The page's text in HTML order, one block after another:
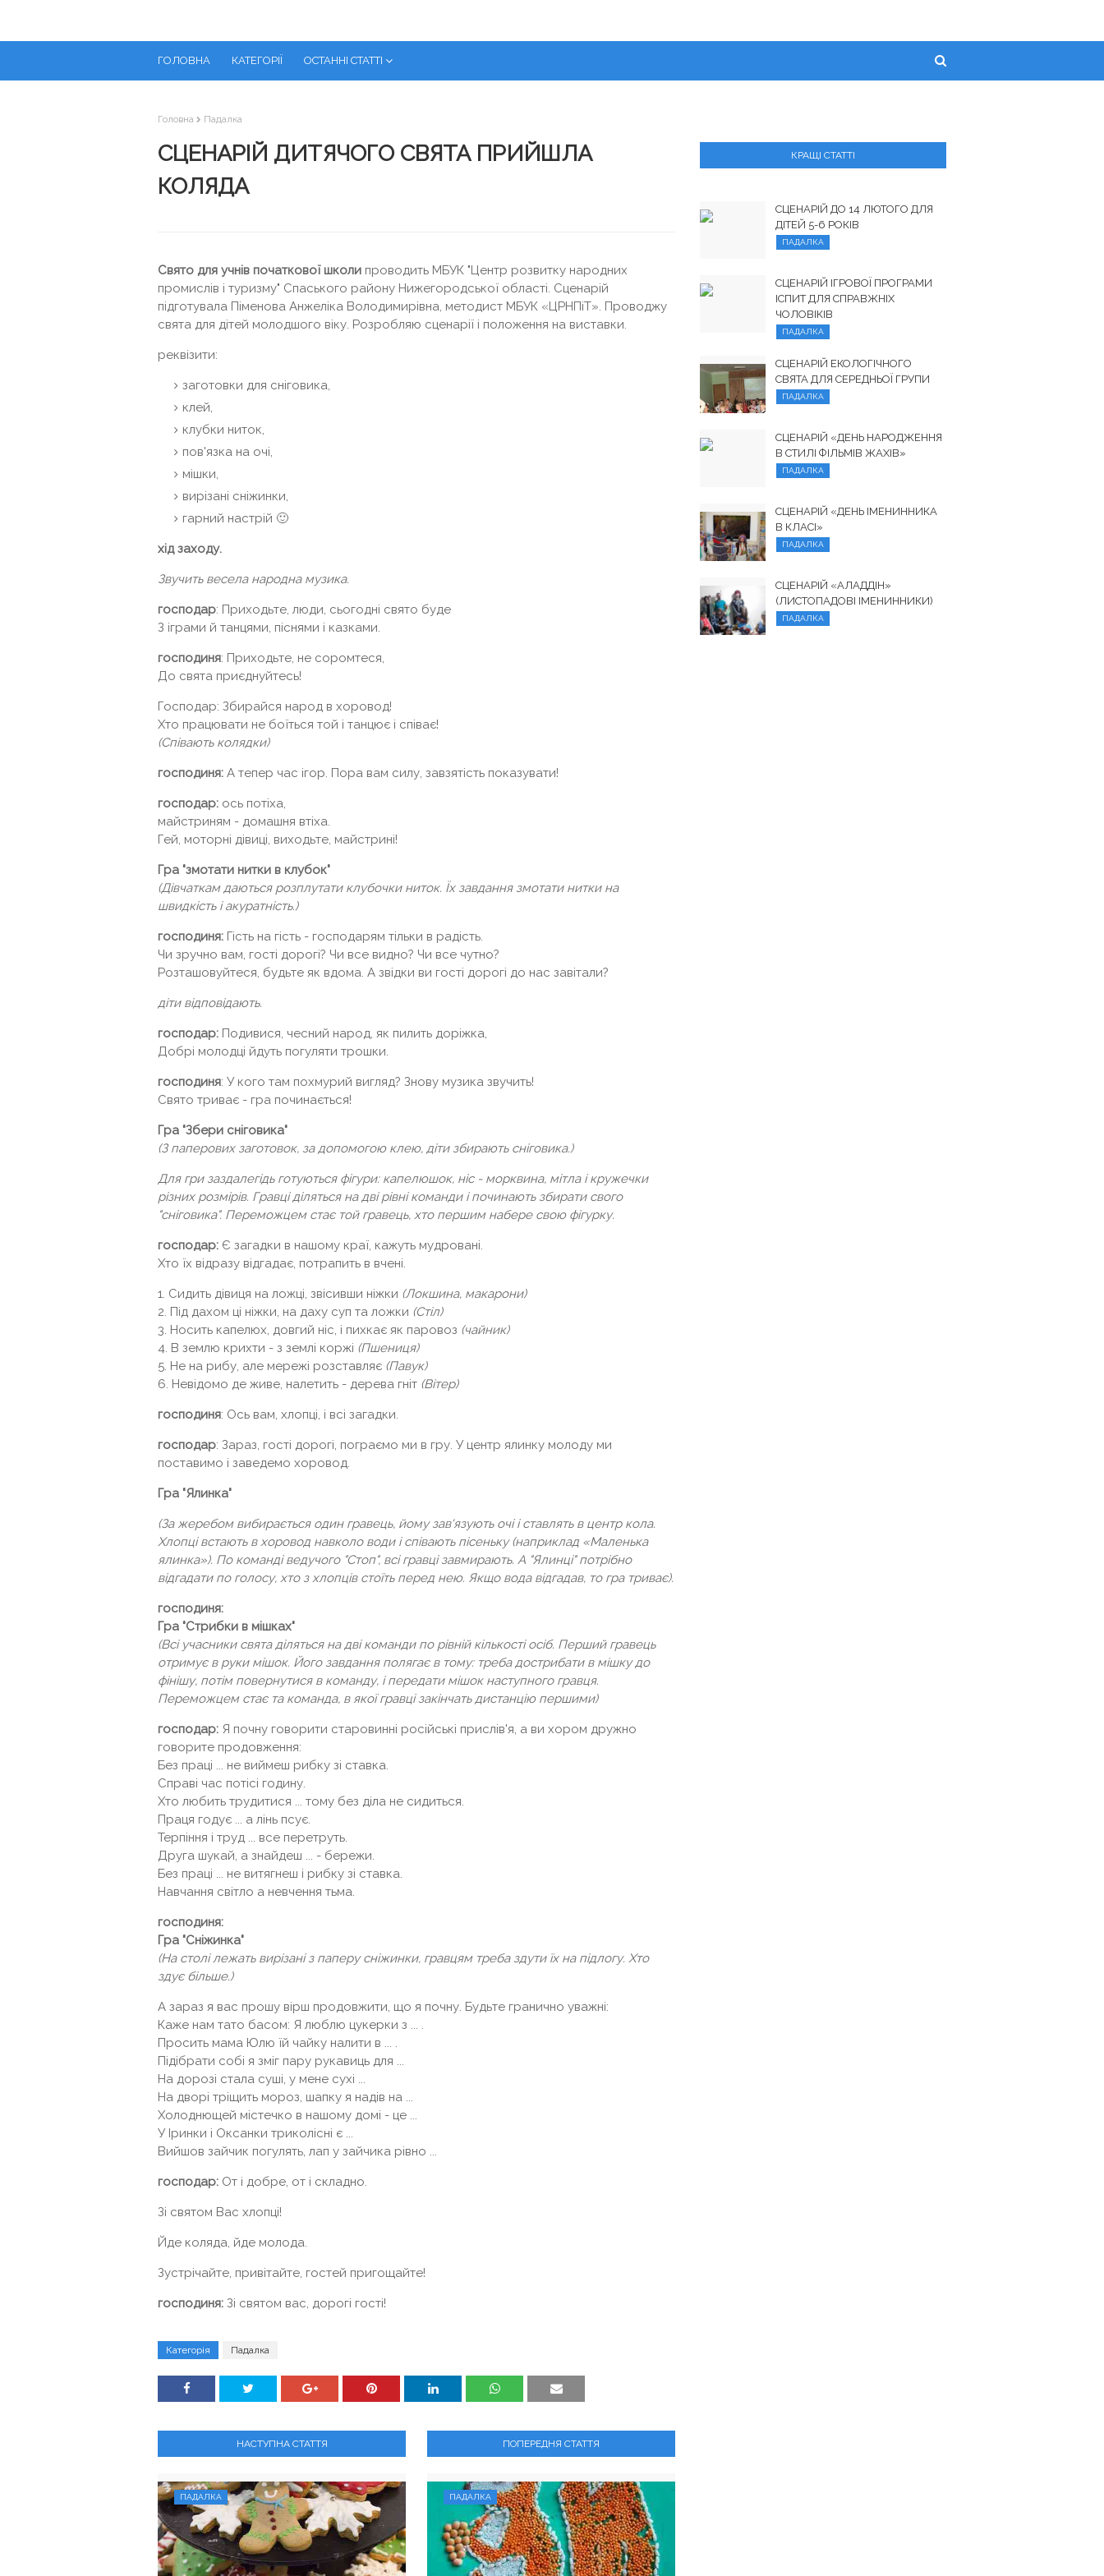
ГОЛОВНА КАТЕГОРІЇ ОСТАННІ СТАТТІ
Головна Падалка
СЦЕНАРІЙ ДИТЯЧОГО СВЯТА ПРИЙШЛА
КОЛЯДА
Свято для учнів початкової школи проводить МБУК "Центр розвитку народних
промислів і туризму" Спаського району Нижегородської області. Сценарій
підготувала Піменова Анжеліка Володимирівна, методист МБУК «ЦРНПіТ». Проводжу
свята для дітей молодшого віку. Розробляю сценарії і положення на виставки.
реквізити:
заготовки для сніговика,
клей,
клубки ниток,
пов'язка на очі,
мішки,
вирізані сніжинки,
гарний настрій 🙂
хід заходу.
Звучить весела народна музика.
господар: Приходьте, люди, сьогодні свято буде
З іграми й танцями, піснями і казками.
господиня: Приходьте, не соромтеся,
До свята приєднуйтесь!
Господар: Збирайся народ в хоровод!
Хто працювати не боїться той і танцює і співає!
(Співають колядки)
господиня: А тепер час ігор. Пора вам силу, завзятість показувати!
господар: ось потіха,
майстриням - домашня втіха.
Гей, моторні дівиці, виходьте, майстрині!
Гра "змотати нитки в клубок"
(Дівчаткам даються розплутати клубочки ниток. Їх завдання змотати нитки на
швидкість і акуратність.)
господиня: Гість на гість - господарям тільки в радість.
Чи зручно вам, гості дорогі? Чи все видно? Чи все чутно?
Розташовуйтеся, будьте як вдома. А звідки ви гості дорогі до нас завітали?
діти відповідають.
господар: Подивися, чесний народ, як пилить доріжка,
Добрі молодці йдуть погуляти трошки.
господиня: У кого там похмурий вигляд? Знову музика звучить!
Свято триває - гра починається!
Гра "Збери сніговика"
(З паперових заготовок, за допомогою клею, діти збирають сніговика.)
Для гри заздалегідь готуються фігури: капелюшок, ніс - морквина, мітла і кружечки
різних розмірів. Гравці діляться на дві рівні команди і починають збирати свого
"сніговика". Переможцем стає той гравець, хто першим набере свою фігурку.
господар: Є загадки в нашому краї, кажуть мудровані.
Хто їх відразу відгадає, потрапить в вчені.
1. Сидить дівиця на ложці, звісивши ніжки (Локшина, макарони)
2. Під дахом ці ніжки, на даху суп та ложки (Стіл)
3. Носить капелюх, довгий ніс, і пихкає як паровоз (чайник)
4. В землю крихти - з землі коржі (Пшениця)
5. Не на рибу, але мережі розставляє (Павук)
6. Невідомо де живе, налетить - дерева гніт (Вітер)
господиня: Ось вам, хлопці, і всі загадки.
господар: Зараз, гості дорогі, пограємо ми в гру. У центр ялинку молоду ми
поставимо і заведемо хоровод.
Гра "Ялинка"
(За жеребом вибирається один гравець, йому зав'язують очі і ставлять в центр кола.
Хлопці встають в хоровод навколо води і співають пісеньку (наприклад «Маленька
ялинка»). По команді ведучого "Стоп", всі гравці завмирають. А "Ялинці" потрібно
відгадати по голосу, хто з хлопців стоїть перед нею. Якщо вода відгадав, то гра триває).
господиня:
Гра "Стрибки в мішках"
(Всі учасники свята діляться на дві команди по рівній кількості осіб. Перший гравець
отримує в руки мішок. Його завдання полягає в тому: треба дострибати в мішку до
фінішу, потім повернутися в команду, і передати мішок наступного гравця.
Переможцем стає та команда, в якої гравці закінчать дистанцію першими)
господар: Я почну говорити старовинні російські прислів'я, а ви хором дружно
говорите продовження:
Без праці ... не виймеш рибку зі ставка.
Справі час потісі годину.
Хто любить трудитися ... тому без діла не сидиться.
Праця годує ... а лінь псує.
Терпіння і труд ... все перетруть.
Друга шукай, а знайдеш ... - бережи.
Без праці ... не витягнеш і рибку зі ставка.
Навчання світло а невчення тьма.
господиня:
Гра "Сніжинка"
(На столі лежать вирізані з паперу сніжинки, гравцям треба здути їх на підлогу. Хто
здує більше.)
А зараз я вас прошу вірш продовжити, що я почну. Будьте гранично уважні:
Каже нам тато басом: Я люблю цукерки з ... .
Просить мама Юлю їй чайку налити в ... .
Підібрати собі я зміг пару рукавиць для ...
На дорозі стала суші, у мене сухі ...
На дворі тріщить мороз, шапку я надів на ...
Холоднющей містечко в нашому домі - це ...
У Іринки і Оксанки триколісні є ...
Вийшов зайчик погулять, лап у зайчика рівно ...
господар: От і добре, от і складно.
Зі святом Вас хлопці!
Йде коляда, йде молода.
Зустрічайте, привітайте, гостей пригощайте!
господиня: Зі святом вас, дорогі гості!
Категорія Падалка
НАСТУПНА СТАТТЯ
ПАДАЛКА
ПОПЕРЕДНЯ СТАТТЯ
ПАДАЛКА
КРАЩІ СТАТТІ
СЦЕНАРІЙ ДО 14 ЛЮТОГО ДЛЯ
ДІТЕЙ 5-6 РОКІВ
ПАДАЛКА
СЦЕНАРІЙ ІГРОВОЇ ПРОГРАМИ
ІСПИТ ДЛЯ СПРАВЖНІХ
ЧОЛОВІКІВ
ПАДАЛКА
СЦЕНАРІЙ ЕКОЛОГІЧНОГО
СВЯТА ДЛЯ СЕРЕДНЬОЇ ГРУПИ
ПАДАЛКА
СЦЕНАРІЙ «ДЕНЬ НАРОДЖЕННЯ
В СТИЛІ ФІЛЬМІВ ЖАХІВ»
ПАДАЛКА
СЦЕНАРІЙ «ДЕНЬ ІМЕНИННИКА
В КЛАСІ»
ПАДАЛКА
СЦЕНАРІЙ «АЛАДДІН»
(ЛИСТОПАДОВІ ІМЕНИННИКИ)
ПАДАЛКА